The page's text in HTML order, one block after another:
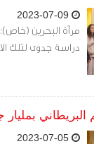
مرآة البحرين (خاص):
دراسة جدوى لتلك
بمليار